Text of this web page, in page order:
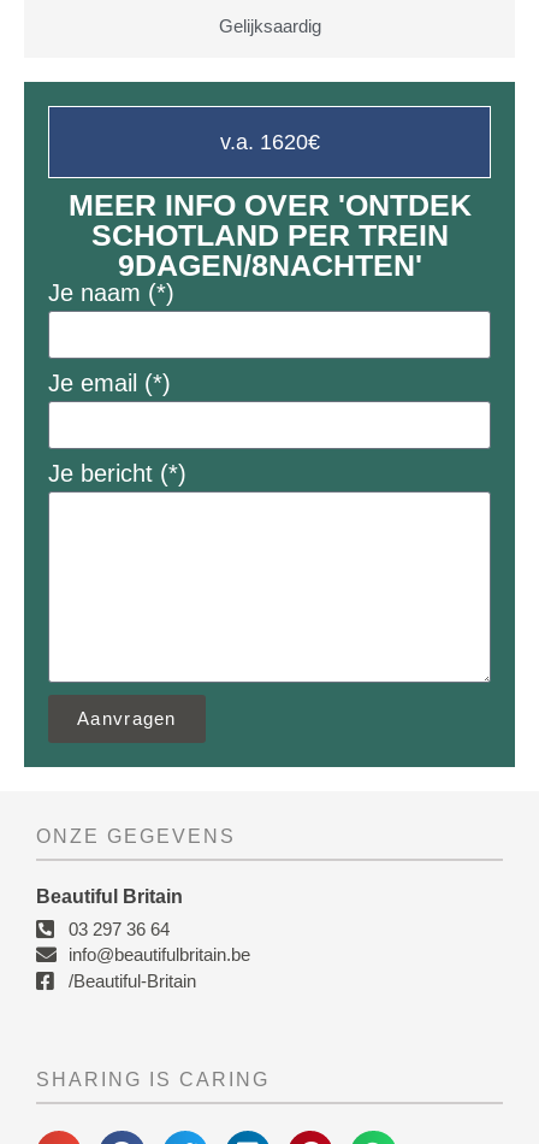
Gelijksaardig
v.a. 1620€
MEER INFO OVER 'ONTDEK
SCHOTLAND PER TREIN
9DAGEN/8NACHTEN'
Je naam (*)
Je email (*)
Je bericht (*)
Aanvragen
ONZE GEGEVENS
Beautiful Britain
03 297 36 64
info@beautifulbritain.be
/Beautiful-Britain
SHARING IS CARING